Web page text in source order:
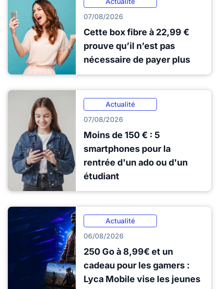
07/08/2026
Cette box fibre à 22,99 €
prouve qu’il n’est pas
nécessaire de payer plus
Actualité
07/08/2026
Moins de 150 € : 5
smartphones pour la
rentrée d'un ado ou d'un
étudiant
Actualité
06/08/2026
250 Go à 8,99€ et un
cadeau pour les gamers :
Lyca Mobile vise les jeunes